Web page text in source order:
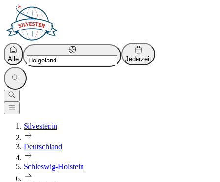
Alle Jederzeit
Silvester.in
Deutschland
Schleswig-Holstein